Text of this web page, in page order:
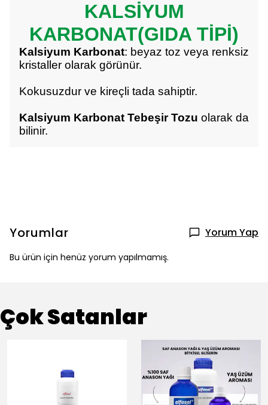
KALSİYUM
KARBONAT(GIDA TİPİ)
Kalsiyum Karbonat: beyaz toz veya renksiz
kristaller olarak görünür.
Kokusuzdur ve kireçli tada sahiptir.
Kalsiyum Karbonat Tebeşir Tozu olarak da
bilinir.
Yorumlar Yorum Yap
Bu ürün için henüz yorum yapılmamış.
Çok Satanlar